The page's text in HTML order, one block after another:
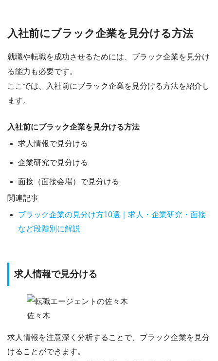
入社前にブラック企業を見分ける方法
就職や転職を成功させるためには、ブラック企業を見分け
る能力も必要です。
ここでは、
入社前にブラック企業を見分ける方法を紹介し
ます。
入社前にブラック企業を見分ける方法
求人情報で見分ける
企業研究で見分ける
面接（面接会場）で見分ける
関連記事
ブラック企業の見分け方10選｜求人・企業研究・面接
など段階別に解説
求人情報で見分ける
佐々木
求人情報を注意深く分析する ことで、ブラック企業を見分
けることができます。